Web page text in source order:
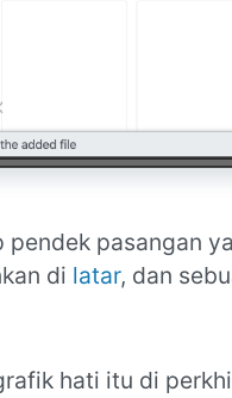
pasangan
di latar, dan
hati itu di